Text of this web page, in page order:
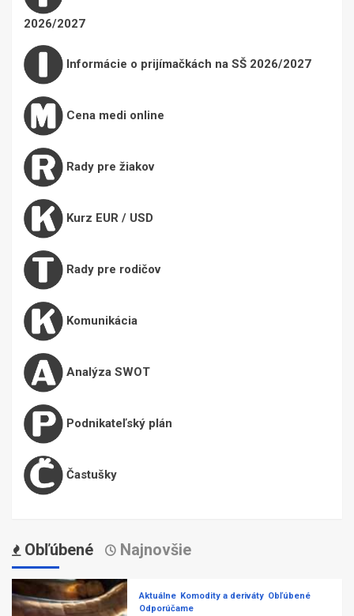
2026/2027
Informácie o prijímačkách na SŠ 2026/2027
Cena medi online
Rady pre žiakov
Kurz EUR / USD
Rady pre rodičov
Komunikácia
Analýza SWOT
Podnikateľský plán
Častušky
Obľúbené Najnovšie
Aktuálne Komodity a deriváty Obľúbené
Odporúčame